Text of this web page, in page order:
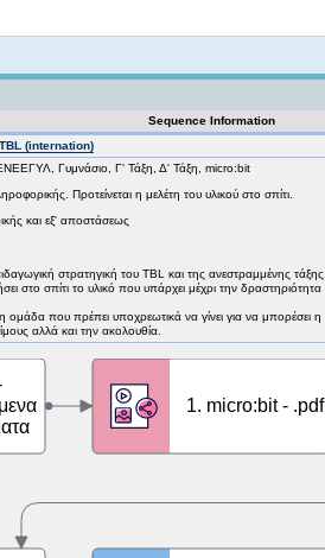
Sequence Information
(internation)
Γυμνάσιο, Γ' Τάξη, Δ' Τάξη, micro:bit
Προτείνεται η μελέτη του υλικού στο σπίτι.
και εξ' αποστάσεως
στρατηγική του TBL και της ανεστραμμένης τάξης.
στο σπίτι το υλικό που υπάρχει μέχρι την
που πρέπει υποχρεωτικά να γίνει για να μπορέσει η
αλλά και την ακολουθία.